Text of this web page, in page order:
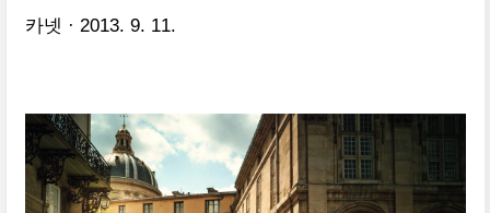
카넷 2013. 9. 11.